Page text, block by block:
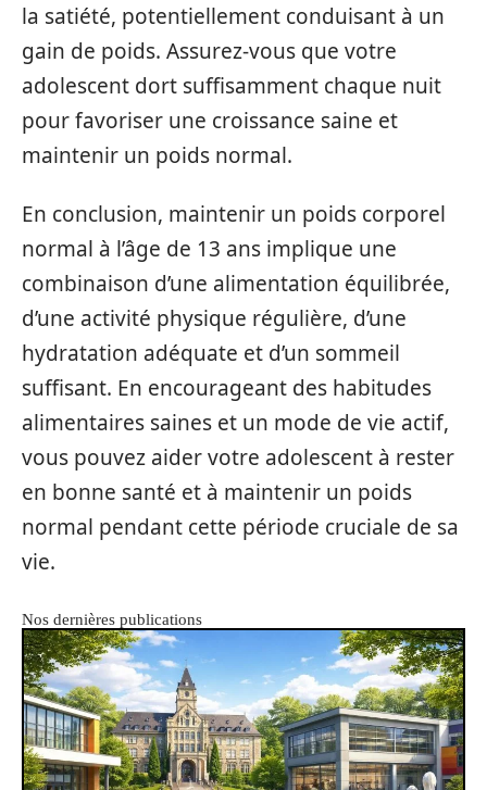
la satiété, potentiellement conduisant à un
gain de poids. Assurez-vous que votre
adolescent dort suffisamment chaque nuit
pour favoriser une croissance saine et
maintenir un poids normal.
En conclusion, maintenir un poids corporel
normal à l’âge de 13 ans implique une
combinaison d’une alimentation équilibrée,
d’une activité physique régulière, d’une
hydratation adéquate et d’un sommeil
suffisant. En encourageant des habitudes
alimentaires saines et un mode de vie actif,
vous pouvez aider votre adolescent à rester
en bonne santé et à maintenir un poids
normal pendant cette période cruciale de sa
vie.
Nos dernières publications